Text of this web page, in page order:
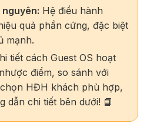
nguyên: Hệ điều hành
quả phần cứng, đặc biệt
mạnh.
tiết cách Guest OS hoạt
điểm, so sánh với
HĐH khách phù hợp,
dẫn chi tiết bên dưới! 📘